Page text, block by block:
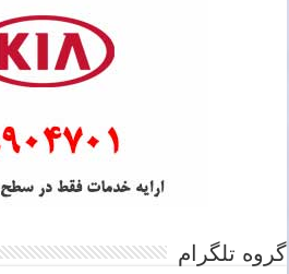
گروه تلگرام